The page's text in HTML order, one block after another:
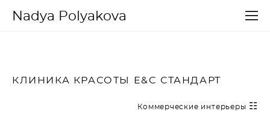
Nadya Polyakova
КЛИНИКА КРАСОТЫ E&C СТАНДАРТ
Коммерческие интерьеры ☷